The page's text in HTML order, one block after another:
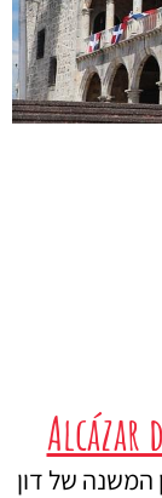
המשנה של דון